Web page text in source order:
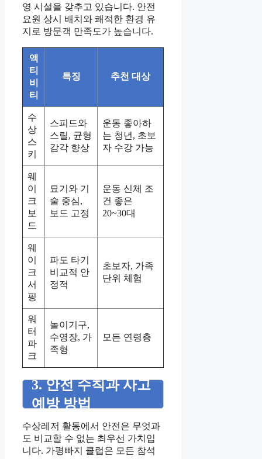
영 시설을 갖추고 있습니다. 안전
요원 상시 배치와 쾌적한 환경 유
지로 방문객 만족도가 높습니다.
액
티
비
티
특징 추천 대상
수
상
스
키
스피드와
스릴, 균형
감각 향상
운동 좋아하
는 청년, 초보
자 수강 가능
웨
이
크
보
드
묘기와 기
술 중심,
보드 고정
운동 신체 조
건 좋은
20~30대
웨
이
크
서
핑
파도 타기
비교적 안
정적
초보자, 가족
단위 체험
워
터
파
크
놀이기구,
수영장, 가
족형
모든 연령층
3. 안전 수칙과 사고
예방 방법
수상레저 활동에서 안전은 무엇과
도 비교할 수 없는 최우선 가치입
니다. 가평빠지 클럽은 모든 참석